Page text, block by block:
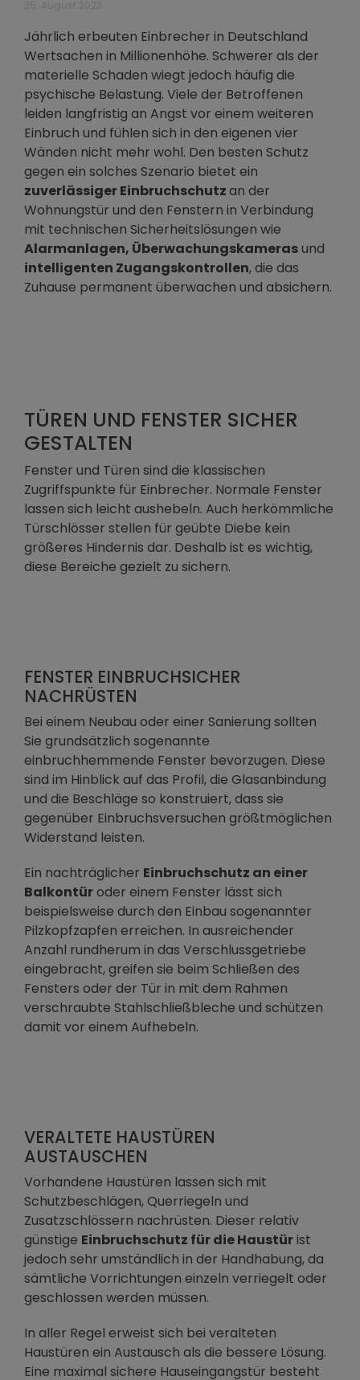
Jährlich erbeuten Einbrecher in Deutschland
Wertsachen in Millionenhöhe. Schwerer als der
materielle Schaden wiegt jedoch häufig die
psychische Belastung. Viele der Betroffenen
leiden langfristig an Angst vor einem weiteren
Einbruch und fühlen sich in den eigenen vier
Wänden nicht mehr wohl. Den besten Schutz
gegen ein solches Szenario bietet ein
zuverlässiger Einbruchschutzan der
Wohnungstür und den Fenstern in Verbindung
mit technischen Sicherheitslösungen wie
Alarmanlagen, Überwachungskamerasund
intelligenten Zugangskontrollen, die das
Zuhause permanent überwachen und absichern.
TÜREN UND FENSTER SICHER
GESTALTEN
Fenster und Türen sind die klassischen
Zugriffspunkte für Einbrecher. Normale Fenster
lassen sich leicht aushebeln. Auch herkömmliche
Türschlösser stellen für geübte Diebe kein
größeres Hindernis dar. Deshalb ist es wichtig,
diese Bereiche gezielt zu sichern.
FENSTER EINBRUCHSICHER
NACHRÜSTEN
Bei einem Neubau oder einer Sanierung sollten
Sie grundsätzlich sogenannte
einbruchhemmende Fenster bevorzugen. Diese
sind im Hinblick auf das Profil, die Glasanbindung
und die Beschläge so konstruiert, dass sie
gegenüber Einbruchsversuchen größtmöglichen
Widerstand leisten.
Ein nachträglicher Einbruchschutz an einer
Balkontüroder einem Fenster lässt sich
beispielsweise durch den Einbau sogenannter
Pilzkopfzapfen erreichen. In ausreichender
Anzahl rundherum in das Verschlussgetriebe
eingebracht, greifen sie beim Schließen des
Fensters oder der Tür in mit dem Rahmen
verschraubte Stahlschließbleche und schützen
damit vor einem Aufhebeln.
VERALTETE HAUSTÜREN
AUSTAUSCHEN
Vorhandene Haustüren lassen sich mit
Schutzbeschlägen, Querriegeln und
Zusatzschlössern nachrüsten. Dieser relativ
günstige Einbruchschutz für die Haustürist
jedoch sehr umständlich in der Handhabung, da
sämtliche Vorrichtungen einzeln verriegelt oder
geschlossen werden müssen.
In aller Regel erweist sich bei veralteten
Haustüren ein Austausch als die bessere Lösung.
Eine maximal sichere Hauseingangstür besteht